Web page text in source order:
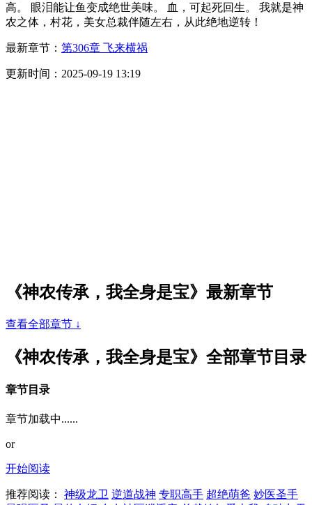
高。 眼泪能让鱼变成绝世美味。 血，可起死回生。 我就是神
农之体，村花，美女总裁伴随左右，从此绝地逆转！
最新章节： 第306章 飞来横祸
更新时间：2025-09-19 13:19
《神农传承，我全身是宝》最新章节
查看全部章节 ↓
《神农传承，我全身是宝》全部章节目录
章节目录
章节加载中......
or
开始阅读
推荐阅读： 神级龙卫 逆道战神 专职高手 超绝萌爸 妙医圣手